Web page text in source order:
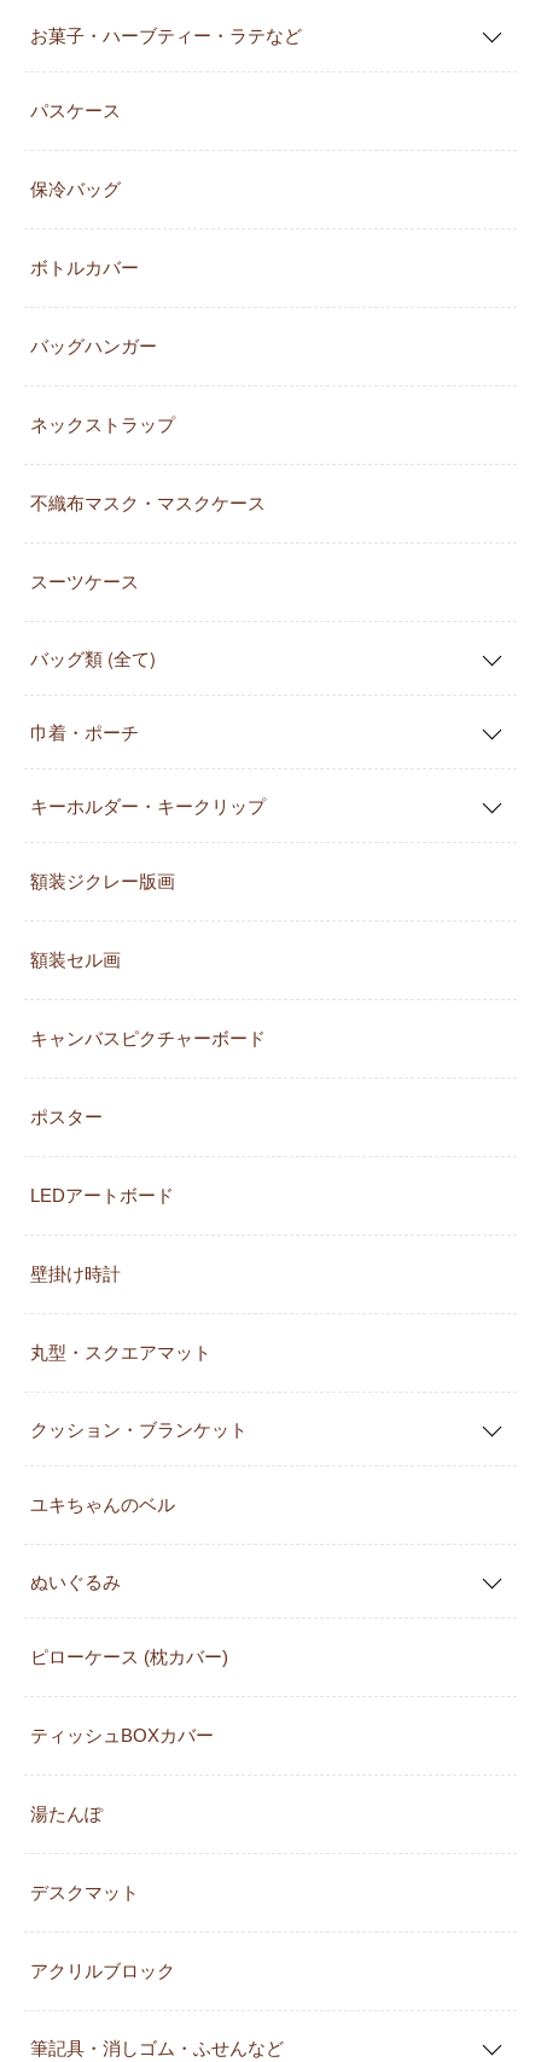
お菓子・ハーブティー・ラテなど
パスケース
保冷バッグ
ボトルカバー
バッグハンガー
ネックストラップ
不織布マスク・マスクケース
スーツケース
バッグ類 (全て)
巾着・ポーチ
キーホルダー・キークリップ
額装ジクレー版画
額装セル画
キャンバスピクチャーボード
ポスター
LEDアートボード
壁掛け時計
丸型・スクエアマット
クッション・ブランケット
ユキちゃんのベル
ぬいぐるみ
ピローケース (枕カバー)
ティッシュBOXカバー
湯たんぽ
デスクマット
アクリルブロック
筆記具・消しゴム・ふせんなど